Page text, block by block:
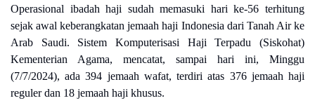
Operasional ibadah haji sudah memasuki hari ke-56 terhitung
sejak awal keberangkatan jemaah haji Indonesia dari Tanah Air ke
Arab Saudi. Sistem Komputerisasi Haji Terpadu (Siskohat)
Kementerian Agama, mencatat, sampai hari ini, Minggu
(7/7/2024), ada 394 jemaah wafat, terdiri atas 376 jemaah haji
reguler dan 18 jemaah haji khusus.